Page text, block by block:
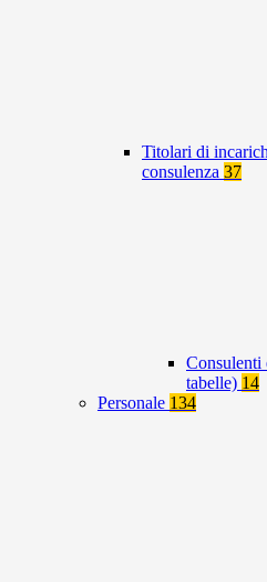
Titolari di
consulenza 37
Consulenti
tabelle) 14
Personale 134